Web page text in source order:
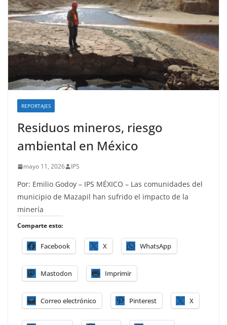
REPORTAJES
Residuos mineros, riesgo
ambiental en México
mayo 11, 2026 IPS
Por: Emilio Godoy – IPS MÉXICO – Las comunidades del
municipio de Mazapil han sufrido el impacto de la
minería
Comparte esto:
Facebook X WhatsApp
Mastodon Imprimir
Correo electrónico Pinterest X